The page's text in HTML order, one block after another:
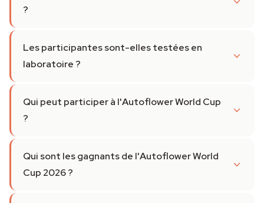
?
Les participantes sont-elles testées en
laboratoire ?
Qui peut participer à l'Autoflower World Cup
?
Qui sont les gagnants de l'Autoflower World
Cup 2026 ?